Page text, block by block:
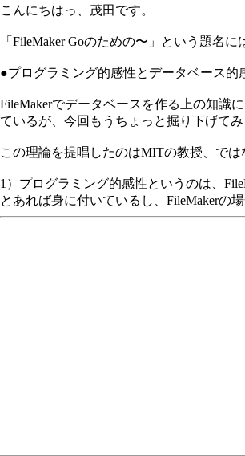
こんにちはっ、茂田です。
「FileMaker Goのための〜」という題名
●プログラミング的感性とデータベース的
FileMakerでデータベースを作る上の知識
ているが、今回もうちょっと掘り下げてみ
この理論を提唱したのはMITの教授、で
1）プログラミング的感性というのは、
とあれば身に付いているし、FileMakerの